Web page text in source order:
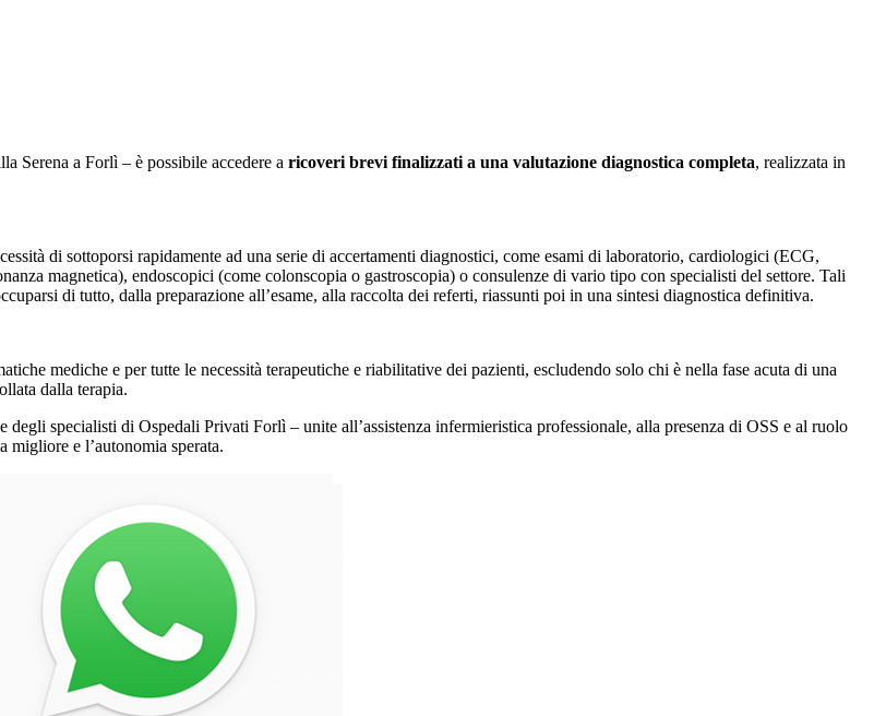
Serena a Forlì – è possibile accedere a ricoveri brevi finalizzati a una valutazione diagnostica completa, realizzata in
di sottoporsi rapidamente ad una serie di accertamenti diagnostici, come esami di laboratorio, cardiologici (ECG,
magnetica), endoscopici (come colonscopia o gastroscopia) o consulenze di vario tipo con specialisti del settore. Tali
di tutto, dalla preparazione all’esame, alla raccolta dei referti, riassunti poi in una sintesi diagnostica definitiva.
mediche e per tutte le necessità terapeutiche e riabilitative dei pazienti, escludendo solo chi è nella fase acuta di una
dalla terapia.
specialisti di Ospedali Privati Forlì – unite all’assistenza infermieristica professionale, alla presenza di OSS e al ruolo
migliore e l’autonomia sperata.